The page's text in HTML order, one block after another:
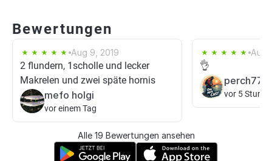
Bewertungen
Aug 9, 2019
2 flundern, 1scholle und lecker
Makrelen und zwei späte hornis
mefo holgi
vor einem Tag
Aug
👌
perch77
vor 5
Alle 19 Bewertungen ansehen